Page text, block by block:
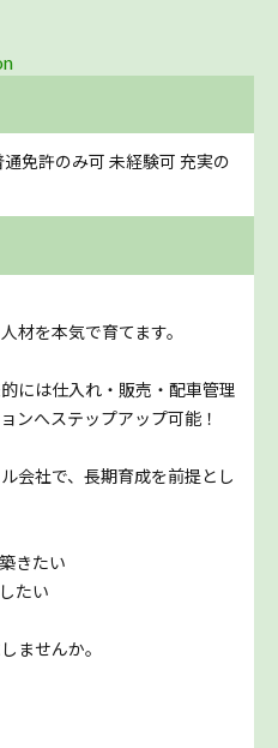
免許のみ可 未経験可 充実の
材を本気で育てます。
には仕入れ・販売・配車管理
ンへステップアップ可能！
会社で、長期育成を前提とし
きたい
たい
ませんか。